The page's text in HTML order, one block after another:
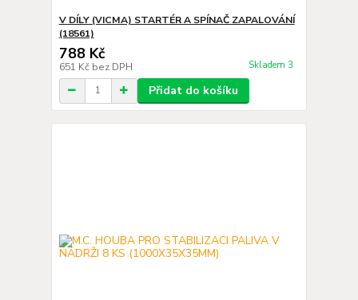
V DÍLY (VICMA) STARTÉR A SPÍNAČ ZAPALOVÁNÍ
(18561)
788 Kč
651 Kč bez DPH Skladem 3
Přidat do košíku